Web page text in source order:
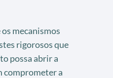
mecanismos
rigorosos que
possa abrir a
comprometer a